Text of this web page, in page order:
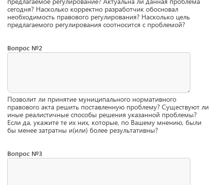
сегодня? Насколько корректно разработчик обосновал
необходимость правового регулирования? Насколько цель
предлагаемого регулирования соотносится с проблемой?
Вопрос №2
Позволит ли принятие муниципального нормативного
правового акта решить поставленную проблему? Существуют ли
иные реалистичные способы решения указанной проблемы?
Если да, укажите те их них, которые, по Вашему мнению, были
бы менее затратны и(или) более результативны?
Вопрос №3